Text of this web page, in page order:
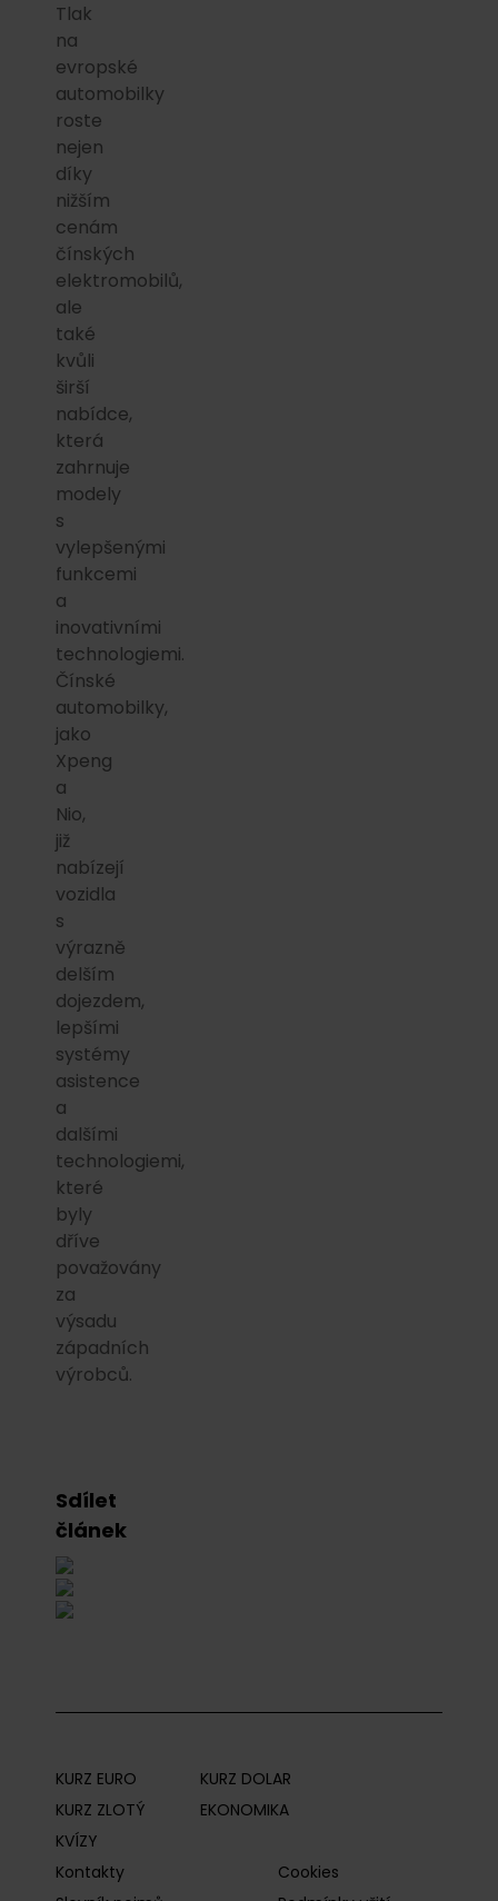
Tlak
na
evropské
automobilky
roste
nejen
díky
nižším
cenám
čínských
elektromobilů,
ale
také
kvůli
širší
nabídce,
která
zahrnuje
modely
s
vylepšenými
funkcemi
a
inovativními
technologiemi.
Čínské
automobilky,
jako
Xpeng
a
Nio,
již
nabízejí
vozidla
s
výrazně
delším
dojezdem,
lepšími
systémy
asistence
a
dalšími
technologiemi,
které
byly
dříve
považovány
za
výsadu
západních
výrobců.
Sdílet
článek
KURZ EURO
KURZ DOLAR
KURZ ZLOTÝ
EKONOMIKA
KVÍZY
Kontakty
Cookies